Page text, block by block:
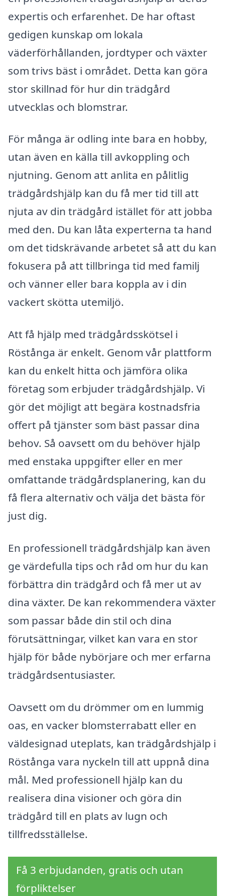
expertis och erfarenhet. De har oftast
gedigen kunskap om lokala
väderförhållanden, jordtyper och växter
som trivs bäst i området. Detta kan göra
stor skillnad för hur din trädgård
utvecklas och blomstrar.
För många är odling inte bara en hobby,
utan även en källa till avkoppling och
njutning. Genom att anlita en pålitlig
trädgårdshjälp kan du få mer tid till att
njuta av din trädgård istället för att jobba
med den. Du kan låta experterna ta hand
om det tidskrävande arbetet så att du kan
fokusera på att tillbringa tid med familj
och vänner eller bara koppla av i din
vackert skötta utemiljö.
Att få hjälp med trädgårdsskötsel i
Röstånga är enkelt. Genom vår plattform
kan du enkelt hitta och jämföra olika
företag som erbjuder trädgårdshjälp. Vi
gör det möjligt att begära kostnadsfria
offert på tjänster som bäst passar dina
behov. Så oavsett om du behöver hjälp
med enstaka uppgifter eller en mer
omfattande trädgårdsplanering, kan du
få flera alternativ och välja det bästa för
just dig.
En professionell trädgårdshjälp kan även
ge värdefulla tips och råd om hur du kan
förbättra din trädgård och få mer ut av
dina växter. De kan rekommendera växter
som passar både din stil och dina
förutsättningar, vilket kan vara en stor
hjälp för både nybörjare och mer erfarna
trädgårdsentusiaster.
Oavsett om du drömmer om en lummig
oas, en vacker blomsterrabatt eller en
väldesignad uteplats, kan trädgårdshjälp i
Röstånga vara nyckeln till att uppnå dina
mål. Med professionell hjälp kan du
realisera dina visioner och göra din
trädgård till en plats av lugn och
tillfredsställelse.
Få 3 erbjudanden, gratis och utan
förpliktelser